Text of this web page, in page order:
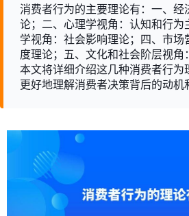
消费者行为的主要理论有：一、经
论；二、心理学视角：认知和行
学视角：社会影响理论；四、市
度理论；五、文化和社会阶层视角
本文将详细介绍这几种消费者行
更好地理解消费者决策背后的动机